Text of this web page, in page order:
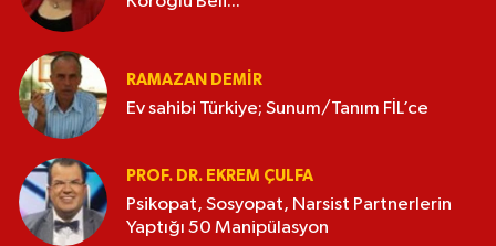
RAMAZAN DEMİR
Ev sahibi Türkiye; Sunum/Tanım FİL’ce
PROF. DR. EKREM ÇULFA
Psikopat, Sosyopat, Narsist Partnerlerin
Yaptığı 50 Manipülasyon